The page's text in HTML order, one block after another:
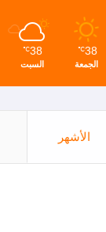
38
℃
الجمعة
38
℃
السبت
الأشهر